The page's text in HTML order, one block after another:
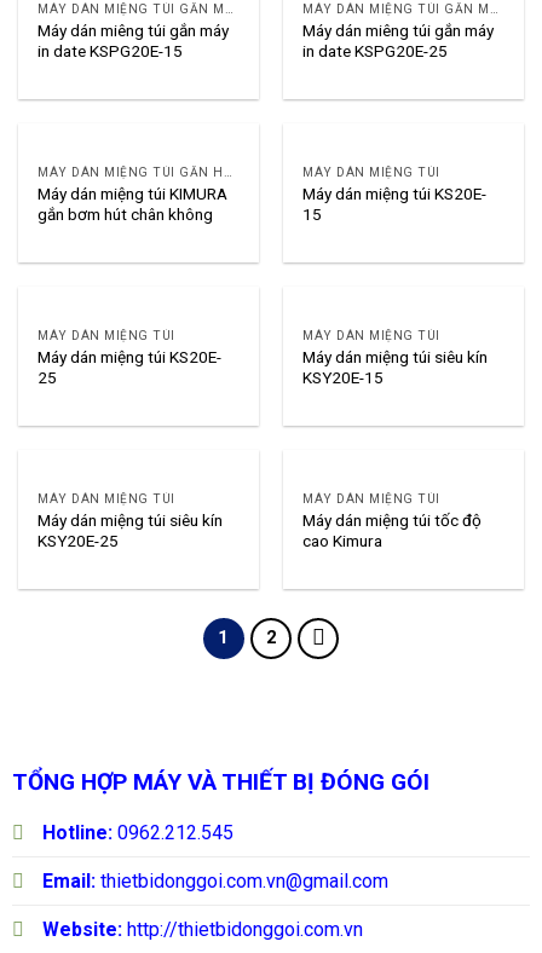
MÁY DÁN MIỆNG TÚI GẮN MÁY IN
Máy dán miêng túi gắn máy
in date KSPG20E-15
MÁY DÁN MIỆNG TÚI GẮN MÁY IN
Máy dán miêng túi gắn máy
in date KSPG20E-25
MÁY DÁN MIỆNG TÚI GẮN HÚT KHÍ HOẶC NẠP KHÍ
Máy dán miệng túi KIMURA
gắn bơm hút chân không
MÁY DÁN MIỆNG TÚI
Máy dán miệng túi KS20E-
15
MÁY DÁN MIỆNG TÚI
Máy dán miệng túi KS20E-
25
MÁY DÁN MIỆNG TÚI
Máy dán miệng túi siêu kín
KSY20E-15
MÁY DÁN MIỆNG TÚI
Máy dán miệng túi siêu kín
KSY20E-25
MÁY DÁN MIỆNG TÚI
Máy dán miệng túi tốc độ
cao Kimura
1 2
TỔNG HỢP MÁY VÀ THIẾT BỊ ĐÓNG GÓI
Hotline: 0962.212.545
Email: thietbidonggoi.com.vn@gmail.com
Website: http://thietbidonggoi.com.vn